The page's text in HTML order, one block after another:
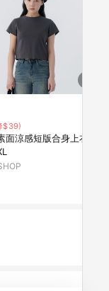
$39)
面涼感短版合身上衣 四